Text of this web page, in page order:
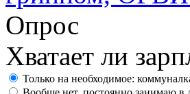
Опрос
Хватает ли
Только на необходимое: